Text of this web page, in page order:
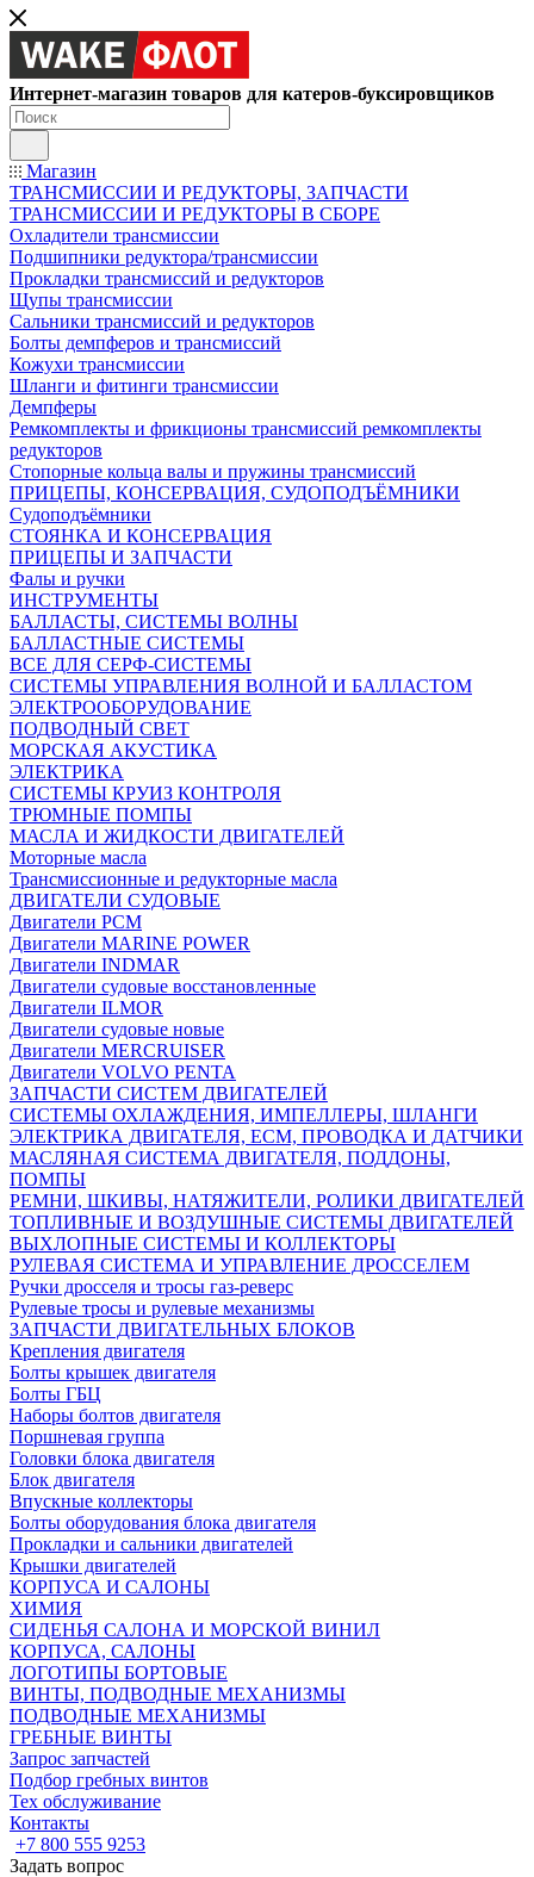
Интернет-магазин товаров для катеров-буксировщиков
Магазин
ТРАНСМИССИИ И РЕДУКТОРЫ, ЗАПЧАСТИ
ТРАНСМИССИИ И РЕДУКТОРЫ В СБОРЕ
Охладители трансмиссии
Подшипники редуктора/трансмиссии
Прокладки трансмиссий и редукторов
Щупы трансмиссии
Сальники трансмиссий и редукторов
Болты демпферов и трансмиссий
Кожухи трансмиссии
Шланги и фитинги трансмиссии
Демпферы
Ремкомплекты и фрикционы трансмиссий ремкомплекты
редукторов
Стопорные кольца валы и пружины трансмиссий
ПРИЦЕПЫ, КОНСЕРВАЦИЯ, СУДОПОДЪЁМНИКИ
Судоподъёмники
СТОЯНКА И КОНСЕРВАЦИЯ
ПРИЦЕПЫ И ЗАПЧАСТИ
Фалы и ручки
ИНСТРУМЕНТЫ
БАЛЛАСТЫ, СИСТЕМЫ ВОЛНЫ
БАЛЛАСТНЫЕ СИСТЕМЫ
ВСЕ ДЛЯ СЕРФ-СИСТЕМЫ
СИСТЕМЫ УПРАВЛЕНИЯ ВОЛНОЙ И БАЛЛАСТОМ
ЭЛЕКТРООБОРУДОВАНИЕ
ПОДВОДНЫЙ СВЕТ
МОРСКАЯ АКУСТИКА
ЭЛЕКТРИКА
СИСТЕМЫ КРУИЗ КОНТРОЛЯ
ТРЮМНЫЕ ПОМПЫ
МАСЛА И ЖИДКОСТИ ДВИГАТЕЛЕЙ
Моторные масла
Трансмиссионные и редукторные масла
ДВИГАТЕЛИ СУДОВЫЕ
Двигатели PCM
Двигатели MARINE POWER
Двигатели INDMAR
Двигатели судовые восстановленные
Двигатели ILMOR
Двигатели судовые новые
Двигатели MERCRUISER
Двигатели VOLVO PENTA
ЗАПЧАСТИ СИСТЕМ ДВИГАТЕЛЕЙ
СИСТЕМЫ ОХЛАЖДЕНИЯ, ИМПЕЛЛЕРЫ, ШЛАНГИ
ЭЛЕКТРИКА ДВИГАТЕЛЯ, ECM, ПРОВОДКА И ДАТЧИКИ
МАСЛЯНАЯ СИСТЕМА ДВИГАТЕЛЯ, ПОДДОНЫ,
ПОМПЫ
РЕМНИ, ШКИВЫ, НАТЯЖИТЕЛИ, РОЛИКИ ДВИГАТЕЛЕЙ
ТОПЛИВНЫЕ И ВОЗДУШНЫЕ СИСТЕМЫ ДВИГАТЕЛЕЙ
ВЫХЛОПНЫЕ СИСТЕМЫ И КОЛЛЕКТОРЫ
РУЛЕВАЯ СИСТЕМА И УПРАВЛЕНИЕ ДРОССЕЛЕМ
Ручки дросселя и тросы газ-реверс
Рулевые тросы и рулевые механизмы
ЗАПЧАСТИ ДВИГАТЕЛЬНЫХ БЛОКОВ
Крепления двигателя
Болты крышек двигателя
Болты ГБЦ
Наборы болтов двигателя
Поршневая группа
Головки блока двигателя
Блок двигателя
Впускные коллекторы
Болты оборудования блока двигателя
Прокладки и сальники двигателей
Крышки двигателей
КОРПУСА И САЛОНЫ
ХИМИЯ
СИДЕНЬЯ САЛОНА И МОРСКОЙ ВИНИЛ
КОРПУСА, САЛОНЫ
ЛОГОТИПЫ БОРТОВЫЕ
ВИНТЫ, ПОДВОДНЫЕ МЕХАНИЗМЫ
ПОДВОДНЫЕ МЕХАНИЗМЫ
ГРЕБНЫЕ ВИНТЫ
Запрос запчастей
Подбор гребных винтов
Тех обслуживание
Контакты
+7 800 555 9253
Задать вопрос